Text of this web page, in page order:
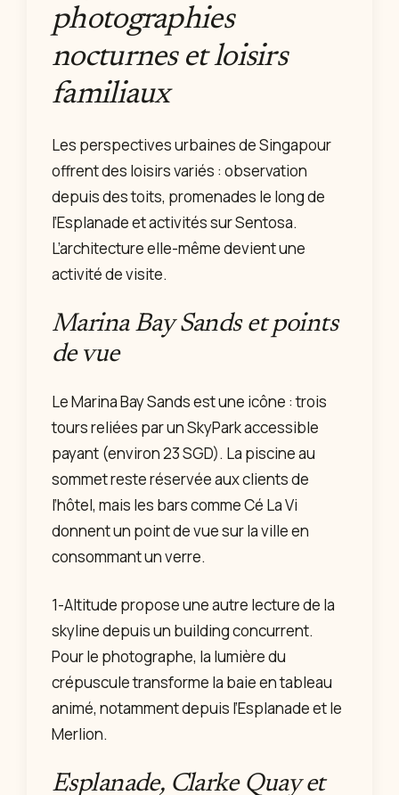
photographies
nocturnes et loisirs
familiaux
Les perspectives urbaines de Singapour
offrent des loisirs variés : observation
depuis des toits, promenades le long de
l’Esplanade et activités sur Sentosa.
L’architecture elle-même devient une
activité de visite.
Marina Bay Sands et points
de vue
Le Marina Bay Sands est une icône : trois
tours reliées par un SkyPark accessible
payant (environ 23 SGD). La piscine au
sommet reste réservée aux clients de
l’hôtel, mais les bars comme Cé La Vi
donnent un point de vue sur la ville en
consommant un verre.
1-Altitude propose une autre lecture de la
skyline depuis un building concurrent.
Pour le photographe, la lumière du
crépuscule transforme la baie en tableau
animé, notamment depuis l’Esplanade et le
Merlion.
Esplanade, Clarke Quay et